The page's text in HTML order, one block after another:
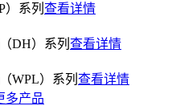
）系列 查看详情
DH）系列 查看详情
WPL）系列 查看详情
多产品